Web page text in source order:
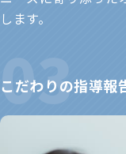
します。
こだわりの指導報